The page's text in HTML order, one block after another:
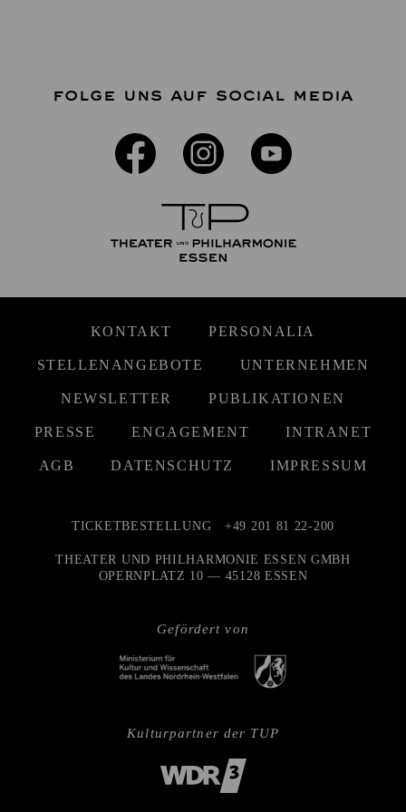
FOLGE UNS AUF SOCIAL MEDIA
KONTAKT PERSONALIA
STELLENANGEBOTE UNTERNEHMEN
NEWSLETTER PUBLIKATIONEN
PRESSE ENGAGEMENT INTRANET
AGB DATENSCHUTZ IMPRESSUM
Gefördert von
TICKETBESTELLUNG +49 201 81 22-200
THEATER UND PHILHARMONIE ESSEN GMBH
OPERNPLATZ 10 — 45128 ESSEN
Kulturpartner der TUP